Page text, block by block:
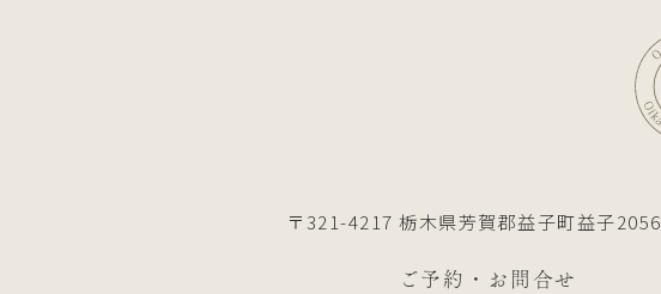
〒321-4217 栃木県芳賀郡益子町益子2056
ご予約・お問合せ